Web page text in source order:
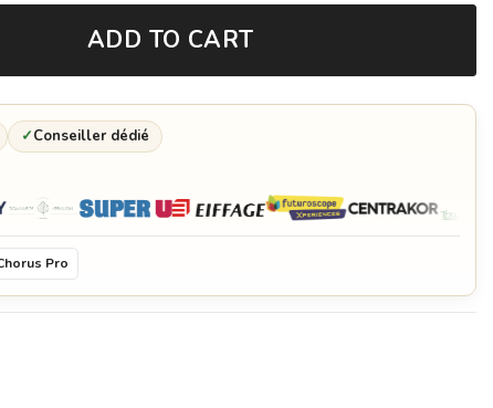
ADD TO CART
✓Conseiller dédié
Pro